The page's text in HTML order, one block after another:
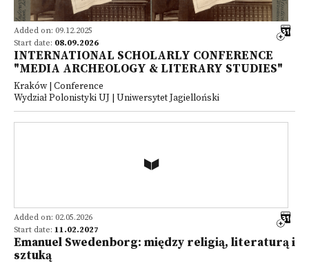
Added on: 09.12.2025
Start date: 08.09.2026
INTERNATIONAL SCHOLARLY CONFERENCE
"MEDIA ARCHEOLOGY & LITERARY STUDIES"
Kraków | Conference
Wydział Polonistyki UJ | Uniwersytet Jagielloński
Added on: 02.05.2026
Start date: 11.02.2027
Emanuel Swedenborg: między religią, literaturą i
sztuką